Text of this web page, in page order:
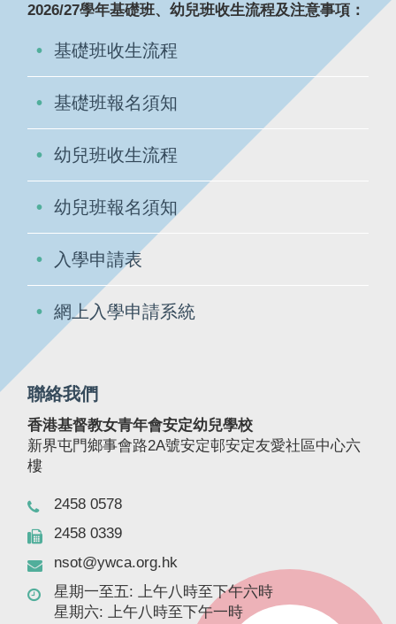
2026/27學年基礎班、幼兒班收生流程及注意事項：
基礎班收生流程
基礎班報名須知
幼兒班收生流程
幼兒班報名須知
入學申請表
網上入學申請系統
聯絡我們
香港基督教女青年會安定幼兒學校
新界屯門鄉事會路2A號安定邨安定友愛社區中心六
樓
2458 0578
2458 0339
nsot@ywca.org.hk
星期一至五: 上午八時至下午六時
星期六: 上午八時至下午一時